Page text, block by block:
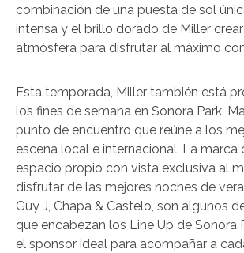
combinación de una puesta de sol
intensa y el brillo dorado de Miller
atmósfera para disfrutar al máximo
Esta temporada, Miller también está
los fines de semana en Sonora Park,
punto de encuentro que reúne a los
escena local e internacional. La marca
espacio propio con vista exclusiva al
disfrutar de las mejores noches de
Guy J, Chapa & Castelo, son algunos
que encabezan los Line Up de Sonora
el sponsor ideal para acompañar a